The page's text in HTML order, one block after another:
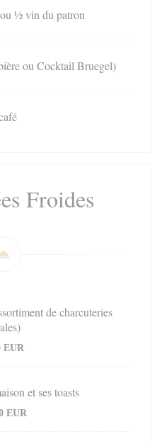
ou ½ vin du patron
ou Cocktail Bruegel)
Froides
de charcuteries
EUR
et ses toasts
EUR